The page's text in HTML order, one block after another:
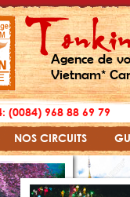
Agence de
Vietnam*
(0084) 968 88 69 79
NOS CIRCUITS